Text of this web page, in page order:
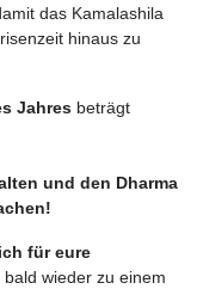
das Kamalashila
hinaus zu
Jahres beträgt
und den Dharma
für eure
wieder zu einem